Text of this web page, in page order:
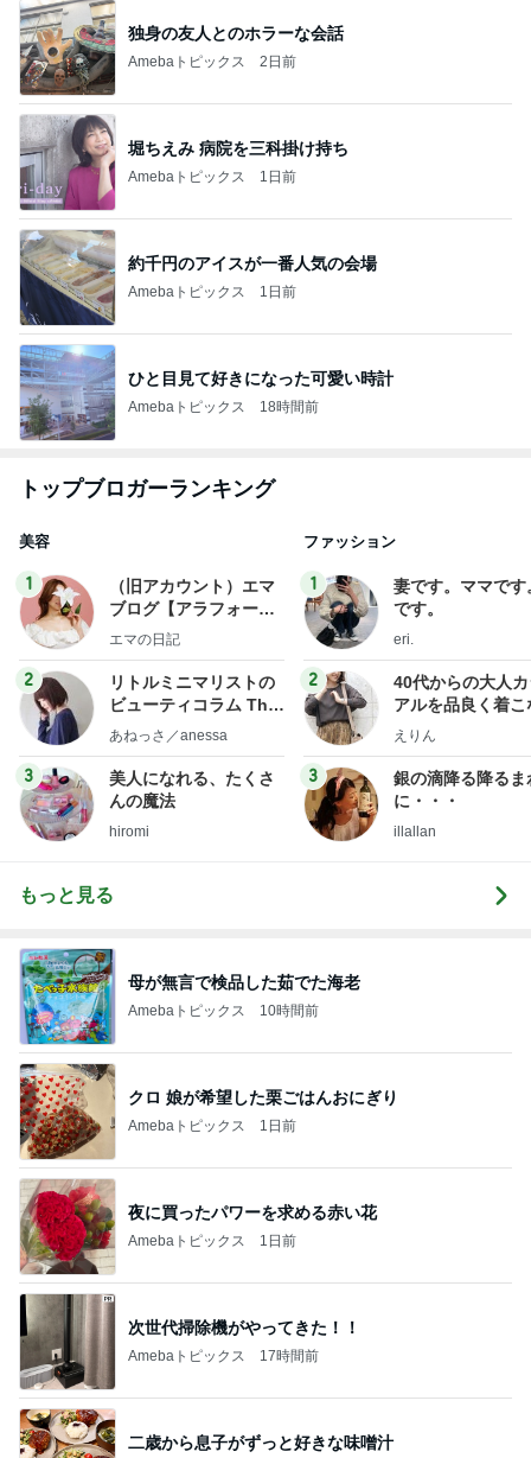
独身の友人とのホラーな会話
Amebaトピックス 2日前
堀ちえみ 病院を三科掛け持ち
Amebaトピックス 1日前
約千円のアイスが一番人気の会場
Amebaトピックス 1日前
ひと目見て好きになった可愛い時計
Amebaトピックス 18時間前
トップブロガーランキング
美容
1
（旧アカウント）エマ
ブログ【アラフォー会
社売却セカンドライ
エマの日記
2
リトルミニマリストの
ビューティコラム The
little minimalist's bea
あねっさ／anessa
3
美人になれる、たくさ
んの魔法
hiromi
ファッション
1
妻です。ママです
です。
eri.
2
40代からの大人
アルを品良く着こ
ファッションブロ
えりん
3
銀の滴降る降るま
に・・・
illallan
もっと見る
母が無言で検品した茹でた海老
Amebaトピックス 10時間前
クロ 娘が希望した栗ごはんおにぎり
Amebaトピックス 1日前
夜に買ったパワーを求める赤い花
Amebaトピックス 1日前
次世代掃除機がやってきた！！
Amebaトピックス 17時間前
二歳から息子がずっと好きな味噌汁